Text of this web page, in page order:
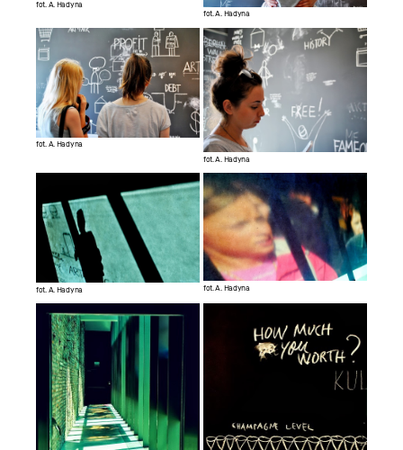
fot. A. Hadyna
fot. A. Hadyna
fot. A. Hadyna
fot. A. Hadyna
fot. A. Hadyna fot. A. Hadyna